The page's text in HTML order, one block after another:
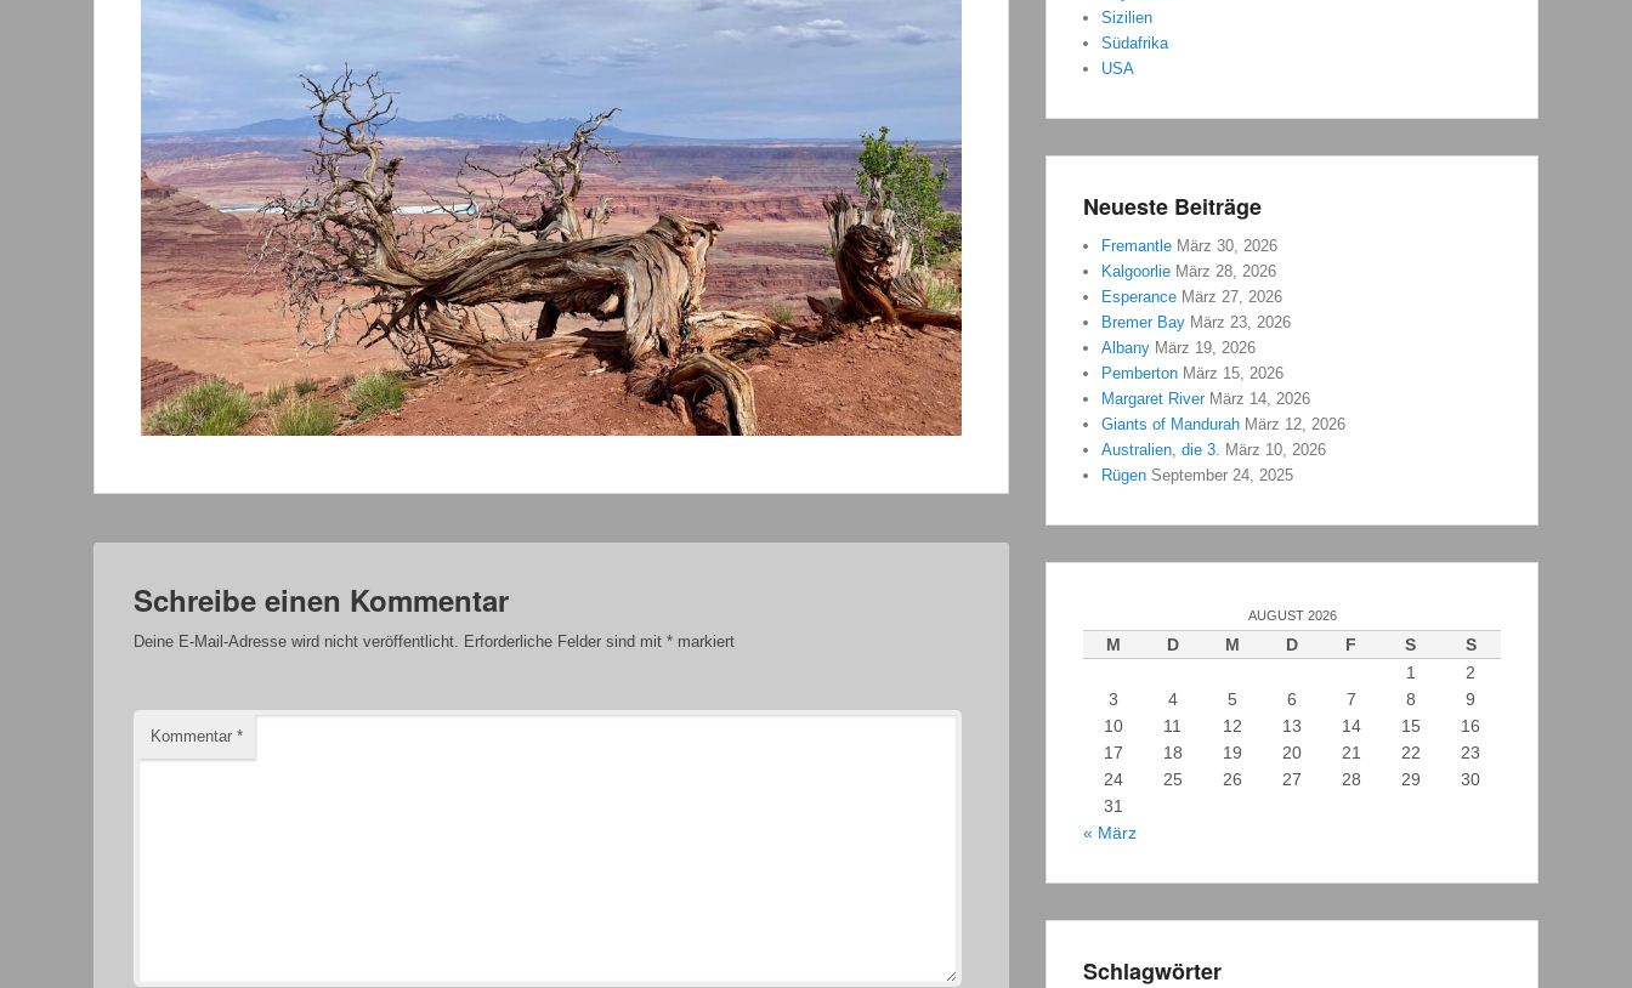
Schreibe einen Kommentar
Deine E-Mail-Adresse wird nicht veröffentlicht. Erforderliche Felder sind mit * markiert
Kommentar *
Sizilien
Südafrika
USA
Neueste Beiträge
Fremantle März 30, 2026
Kalgoorlie März 28, 2026
Esperance März 27, 2026
Bremer Bay März 23, 2026
Albany März 19, 2026
Pemberton März 15, 2026
Margaret River März 14, 2026
Giants of Mandurah März 12, 2026
Australien, die 3. März 10, 2026
Rügen September 24, 2025
AUGUST 2026
M D M D F S
S
1
2
3
4 5 6 7 8
9
10
11 12 13 14 15
16
17
18 19 20 21 22
23
24
25 26 27 28 29
30
31
« März
Schlagwörter